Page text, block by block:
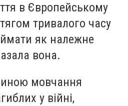
в Європейському
тривалого часу
як належне
вона.
мовчання
у війні,